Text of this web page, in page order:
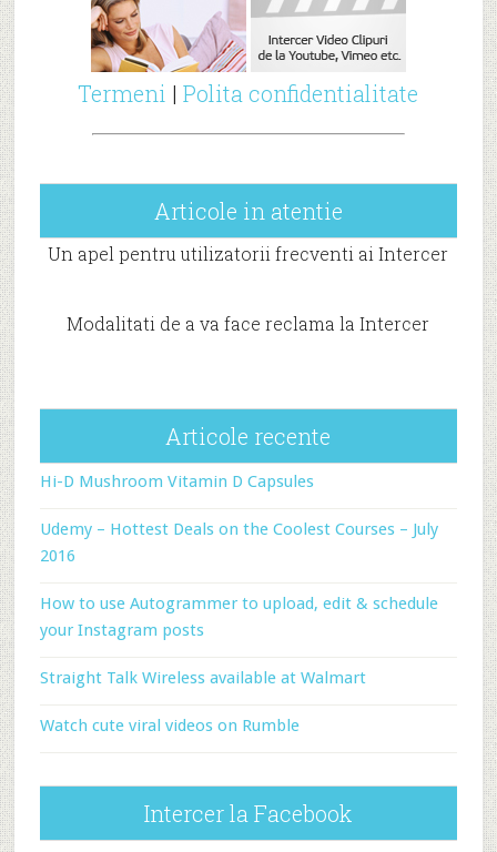
Termeni |Polita confidentialitate
Articole in atentie
Un apel pentru utilizatorii frecventi ai Intercer
Modalitati de a va face reclama la Intercer
Articole recente
Hi-D Mushroom Vitamin D Capsules
Udemy – Hottest Deals on the Coolest Courses – July
2016
How to use Autogrammer to upload, edit & schedule
your Instagram posts
Straight Talk Wireless available at Walmart
Watch cute viral videos on Rumble
Intercer la Facebook